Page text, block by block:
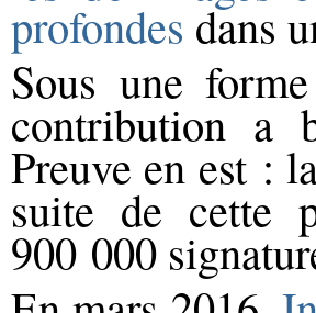
profondes dans
Sous une
contribution a
Preuve en est :
suite de cette
900 000